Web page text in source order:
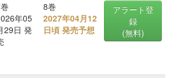
年05
29日 発
8巻
2027年04月12
日頃 発売予想
アラート登
録
(無料)